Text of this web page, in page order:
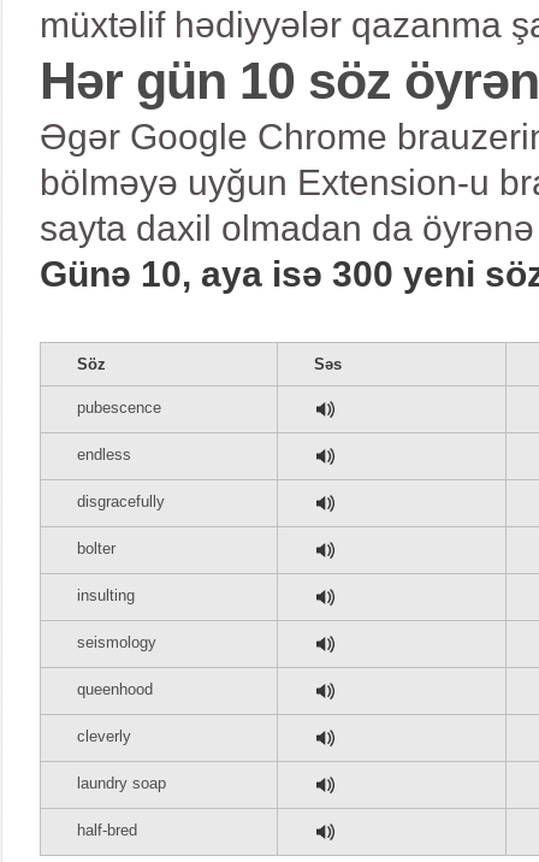
müxtəlif hədiyyələr qazanma
Hər gün 10 söz
Əgər Google Chrome
bölməyə uyğun Extension-u
sayta daxil olmadan da
Günə 10, aya isə 300 yeni
Söz Səs
pubescence
endless
disgracefully
bolter
insulting
seismology
queenhood
cleverly
laundry soap
half-bred